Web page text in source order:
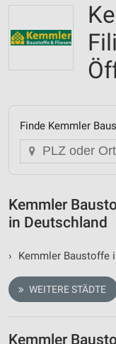
Finde Kemmler
Kemmler
in Deutschland
› Kemmler Baustoffe
WEITERE STÄDTE
Kemmler